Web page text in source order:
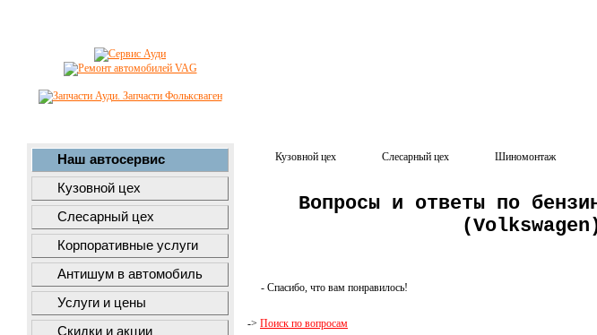
Наш автосервис
Кузовной цех
Слесарный цех
Корпоративные услуги
Антишум в автомобиль
Услуги и цены
Скидки и акции
Кузовной цех Слесарный цех Шиномонтаж
Вопросы и ответы по
- Спасибо, что вам понравилось!
-> Поиск по вопросам